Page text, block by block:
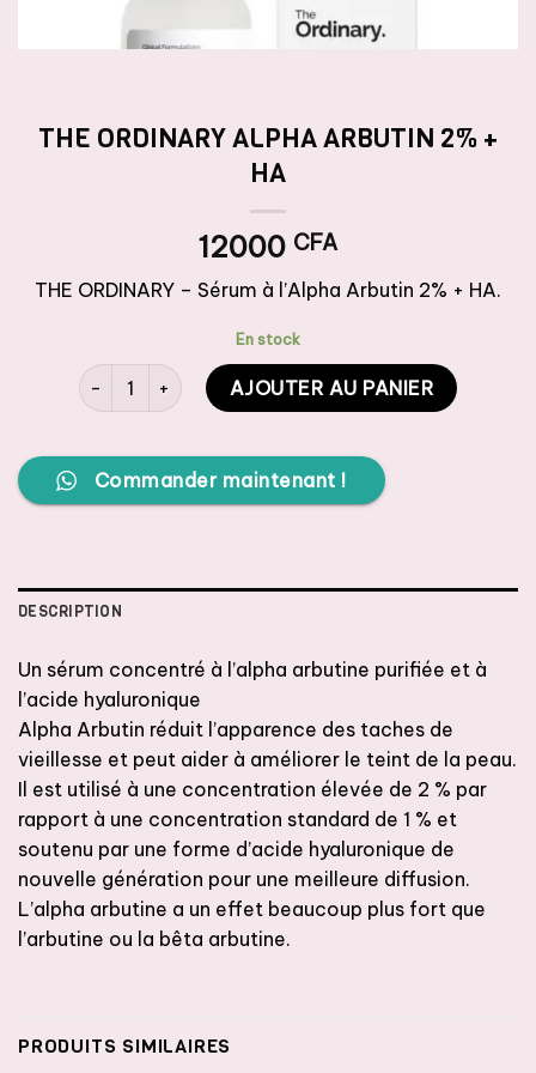
THE ORDINARY ALPHA ARBUTIN 2% +
HA
12000 CFA
THE ORDINARY – Sérum à l’Alpha Arbutin 2% + HA.
En stock
quantité de THE ORDINARY ALPHA ARBUTIN 2% + HA
AJOUTER AU PANIER
Commander maintenant !
DESCRIPTION
Un sérum concentré à l’alpha arbutine purifiée et à
l’acide hyaluronique
Alpha Arbutin réduit l’apparence des taches de
vieillesse et peut aider à améliorer le teint de la peau.
Il est utilisé à une concentration élevée de 2 % par
rapport à une concentration standard de 1 % et
soutenu par une forme d’acide hyaluronique de
nouvelle génération pour une meilleure diffusion.
L’alpha arbutine a un effet beaucoup plus fort que
l’arbutine ou la bêta arbutine.
PRODUITS SIMILAIRES